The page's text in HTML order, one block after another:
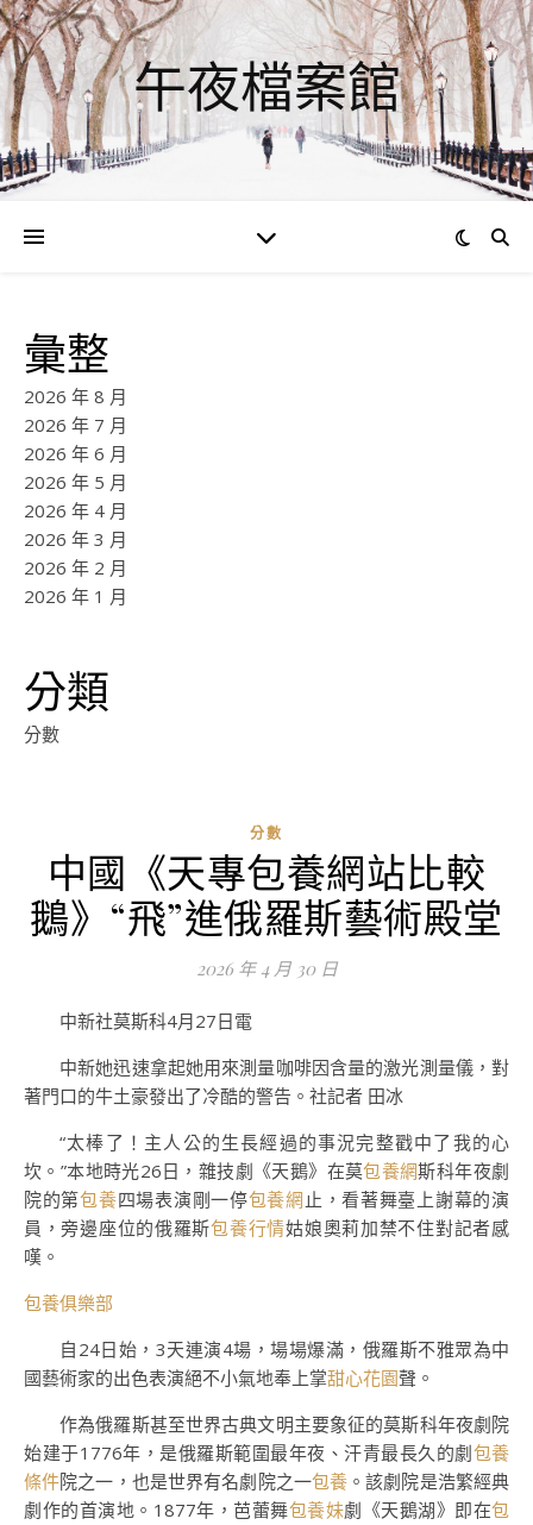
午夜檔案館
彙整
2026 年 8 月
2026 年 7 月
2026 年 6 月
2026 年 5 月
2026 年 4 月
2026 年 3 月
2026 年 2 月
2026 年 1 月
分類
分數
分數
中國《天專包養網站比較
鵝》“飛”進俄羅斯藝術殿堂
2026 年 4 月 30 日
中新社莫斯科4月27日電
中新她迅速拿起她用來測量咖啡因含量的激光測量儀，對
著門口的牛土豪發出了冷酷的警告。社記者 田冰
“太棒了！主人公的生長經過的事況完整戳中了我的心
坎。”本地時光26日，雜技劇《天鵝》在莫包養網斯科年夜劇
院的第包養四場表演剛一停包養網 止，看著舞臺上謝幕的演
員，旁邊座位的俄羅斯包養行情姑娘奧莉加禁不住對記者感
嘆。
包養俱樂部
自24日始，3天連演4場，場場爆滿，俄羅斯不雅眾為中
國藝術家的出色表演絕不小氣地奉上掌甜心花園聲。
作為俄羅斯甚至世界古典文明主要象征的莫斯科年夜劇院
始建于1776年，是俄羅斯範圍最年夜、汗青最長久的劇包養
條件院之一，也是世界有名劇院之一包養 。該劇院是浩繁經典
劇作的首演地。1877年，芭蕾舞包養妹劇《天鵝湖》即在包
0